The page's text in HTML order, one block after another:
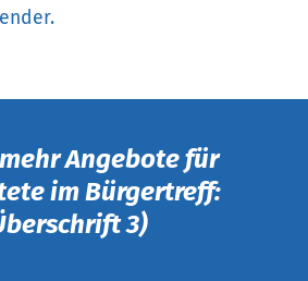
Angebote für
im Bürgertreff:
3)